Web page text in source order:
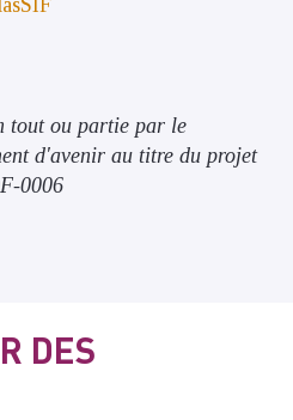
tout ou partie par le
d'avenir au titre du projet
0006
DES